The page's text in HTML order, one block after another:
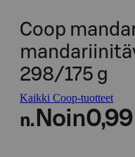
Coop
298/175 g
Kaikki Coop-tuotteet
n. Noin